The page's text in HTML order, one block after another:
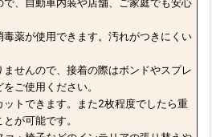
毒薬が使用できます。汚れがつきにくい
ませんので、接着の際はボンドやスプレ
ご使用ください。
ットできます。また2枚程度でしたら重
が可能です。